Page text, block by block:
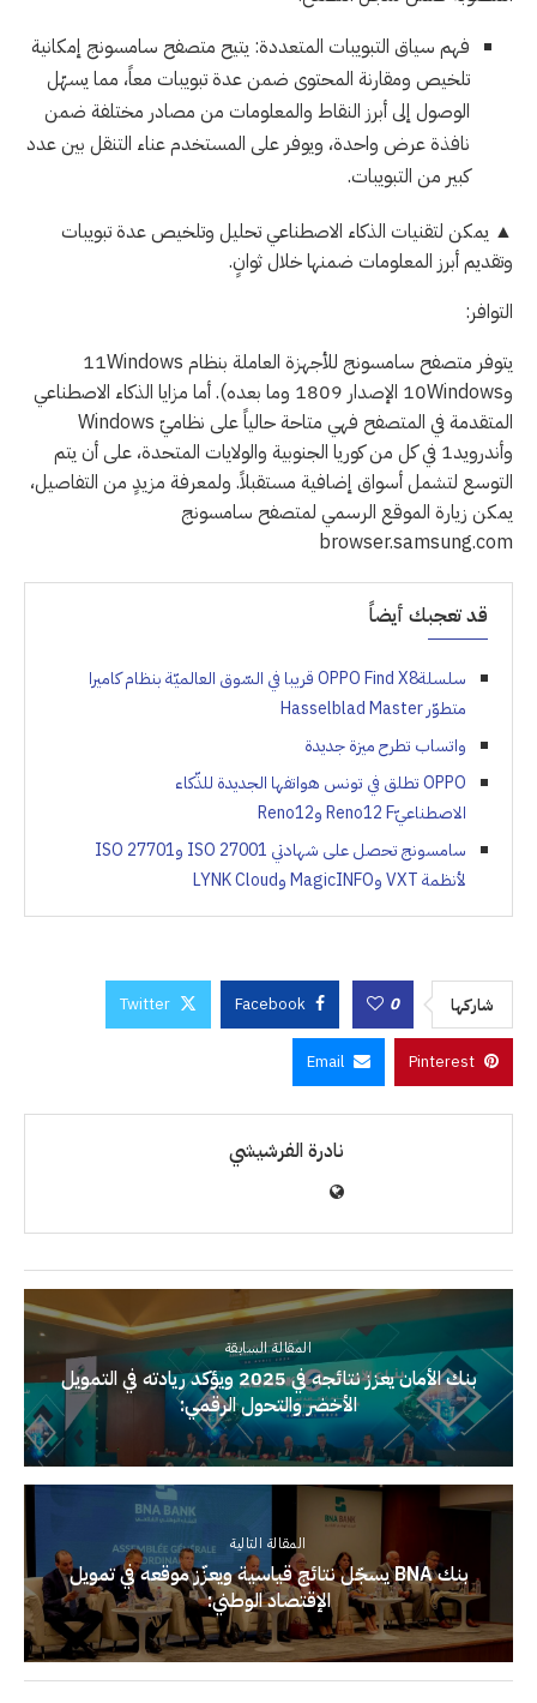
فهم سياق التبويبات المتعددة: يتيح متصفح سامسونج إمكانية
تلخيص ومقارنة المحتوى ضمن عدة تبويبات معاً، مما يسهّل
الوصول إلى أبرز النقاط والمعلومات من مصادر مختلفة ضمن
نافذة عرض واحدة، ويوفر على المستخدم عناء التنقل بين عدد
كبير من التبويبات.
▲ يمكن لتقنيات الذكاء الاصطناعي تحليل وتلخيص عدة تبويبات
وتقديم أبرز المعلومات ضمنها خلال ثوانٍ.
التوافر:
يتوفر متصفح سامسونج للأجهزة العاملة بنظام 11Windows
و10Windows الإصدار 1809 وما بعده). أما مزايا الذكاء الاصطناعي
المتقدمة في المتصفح فهي متاحة حالياً على نظاميّ Windows
وأندرويد1 في كل من كوريا الجنوبية والولايات المتحدة، على أن يتم
التوسع لتشمل أسواق إضافية مستقبلاً. ولمعرفة مزيدٍ من التفاصيل،
يمكن زيارة الموقع الرسمي لمتصفح سامسونج
browser.samsung.com
قد تعجبك أيضاً
سلسلةOPPO Find X8 قريبا في السّوق العالميّة بنظام كاميرا
متطوّر Hasselblad Master
واتساب تطرح ميزة جديدة
OPPO تطلق في تونس هواتفها الجديدة للذّكاء
الاصطناعيّReno12 F وReno12
سامسونج تحصل على شهادتي ISO 27001 وISO 27701
لأنظمة VXT وMagicINFO وLYNK Cloud
شاركها 0
Facebook
Twitter
Pinterest
Email
نادرة الفرشيشي
المقالة السابقة
بنك الأمان يعزز نتائجه في 2025 ويؤكد ريادته في التمويل
الأخضر والتحول الرقمي:
المقالة التالية
بنك BNA يسجّل نتائج قياسية ويعزّز موقعه في تمويل
الإقتصاد الوطني: